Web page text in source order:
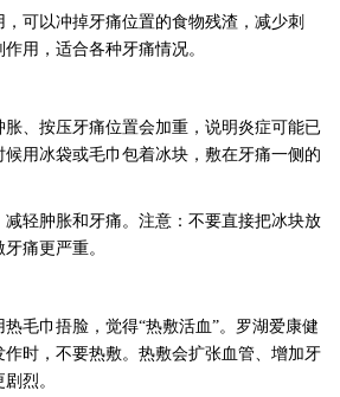
可以冲掉牙痛位置的食物残渣，减少刺
用，适合各种牙痛情况。
、按压牙痛位置会加重，说明炎症可能已
用冰袋或毛巾包着冰块，敷在牙痛一侧的
轻肿胀和牙痛。注意：不要直接把冰块放
痛更严重。
毛巾捂脸，觉得“热敷活血”。罗湖爱康健
作时，不要热敷。热敷会扩张血管、增加牙
烈。